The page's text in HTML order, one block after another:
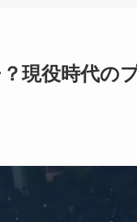
現役時代の